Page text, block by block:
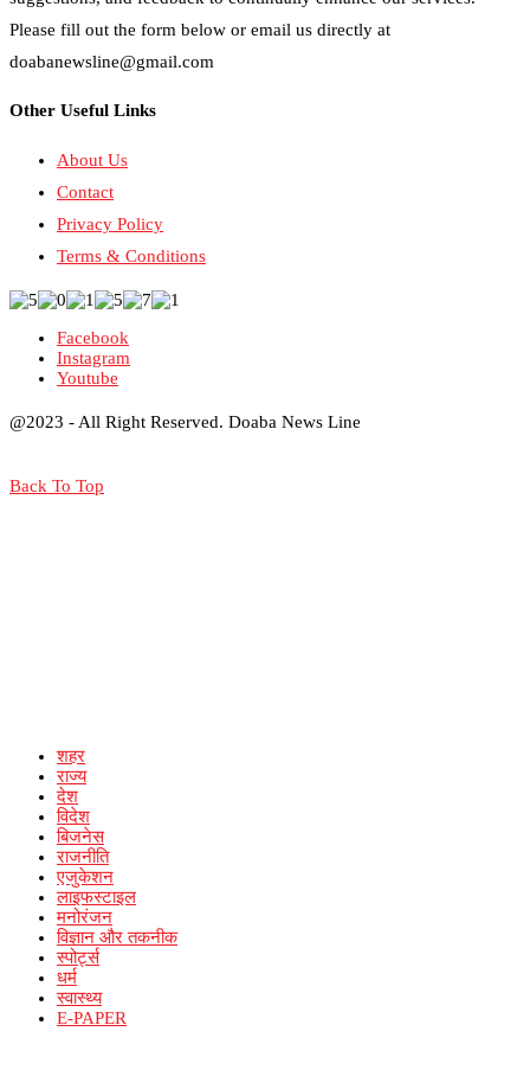
Please fill out the form below or email us directly at
doabanewsline@gmail.com
Other Useful Links
About Us
Contact
Privacy Policy
Terms & Conditions
Facebook
Instagram
Youtube
@2023 - All Right Reserved. Doaba News Line
Back To Top
शहर
राज्य
देश
विदेश
बिजनेस
राजनीति
एजुकेशन
लाइफस्टाइल
मनोरंजन
विज्ञान और तकनीक
स्पोर्ट्स
धर्म
स्वास्थ्य
E-PAPER